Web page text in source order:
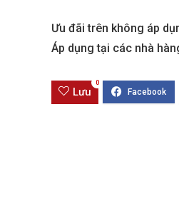
Ưu đãi trên không áp
Áp dụng tại các nhà
Lưu
0